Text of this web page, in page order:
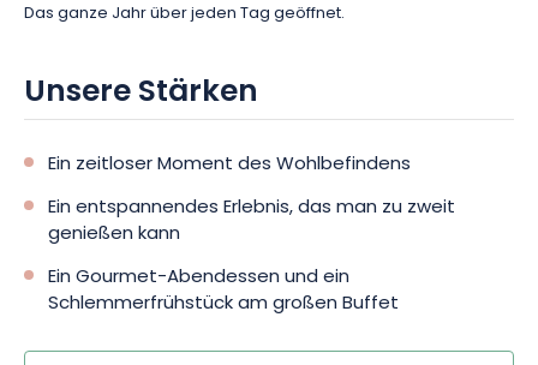
Das ganze Jahr über jeden Tag geöffnet.
Unsere Stärken
Ein zeitloser Moment des Wohlbefindens
Ein entspannendes Erlebnis, das man zu zweit
genießen kann
Ein Gourmet-Abendessen und ein
Schlemmerfrühstück am großen Buffet